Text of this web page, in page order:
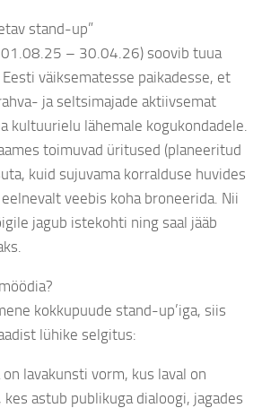
stand-up”
– 30.04.26) soovib tuua
väiksematesse paikadesse, et
ja seltsimajade aktiivsemat
kultuurielu lähemale kogukondadele.
toimuvad üritused (planeeritud
kuid sujuvama korralduse huvides
veebis koha broneerida. Nii
jagub istekohti ning saal jääb
kokkupuude stand-up’iga, siis
lühike selgitus:
lavakunsti vorm, kus laval on
astub publikuga dialoogi, jagades